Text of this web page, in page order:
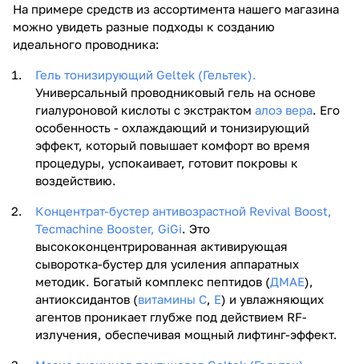
На примере средств из ассортимента нашего магазина
можно увидеть разные подходы к созданию
идеального проводника:
Гель тонизирующий Geltek (Гельтек).
Универсальный проводниковый гель на основе
гиалуроновой кислоты с экстрактом алоэ вера. Его
особенность - охлаждающий и тонизирующий
эффект, который повышает комфорт во время
процедуры, успокаивает, готовит покровы к
воздействию.
Концентрат-бустер антивозрастной Revival Boost,
Tecmachine Booster, GiGi. Это
высококонцентрированная активирующая
сыворотка-бустер для усиления аппаратных
методик. Богатый комплекс пептидов (ДМАЕ),
антиоксидантов (витамины С, Е) и увлажняющих
агентов проникает глубже под действием RF-
излучения, обеспечивая мощный лифтинг-эффект.